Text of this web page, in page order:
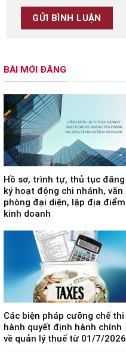
BÀI MỚI ĐĂNG
Hồ sơ, trình tự, thủ tục đăng
ký hoạt động chi nhánh, văn
phòng đại diện, lập địa điểm
kinh doanh
Các biện pháp cưỡng chế thi
hành quyết định hành chính
về quản lý thuế từ 01/7/2026